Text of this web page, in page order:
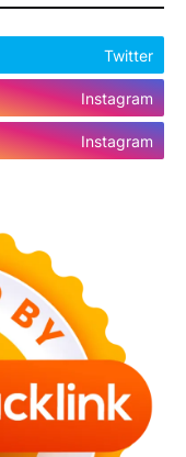
Twitter
Instagram
Instagram